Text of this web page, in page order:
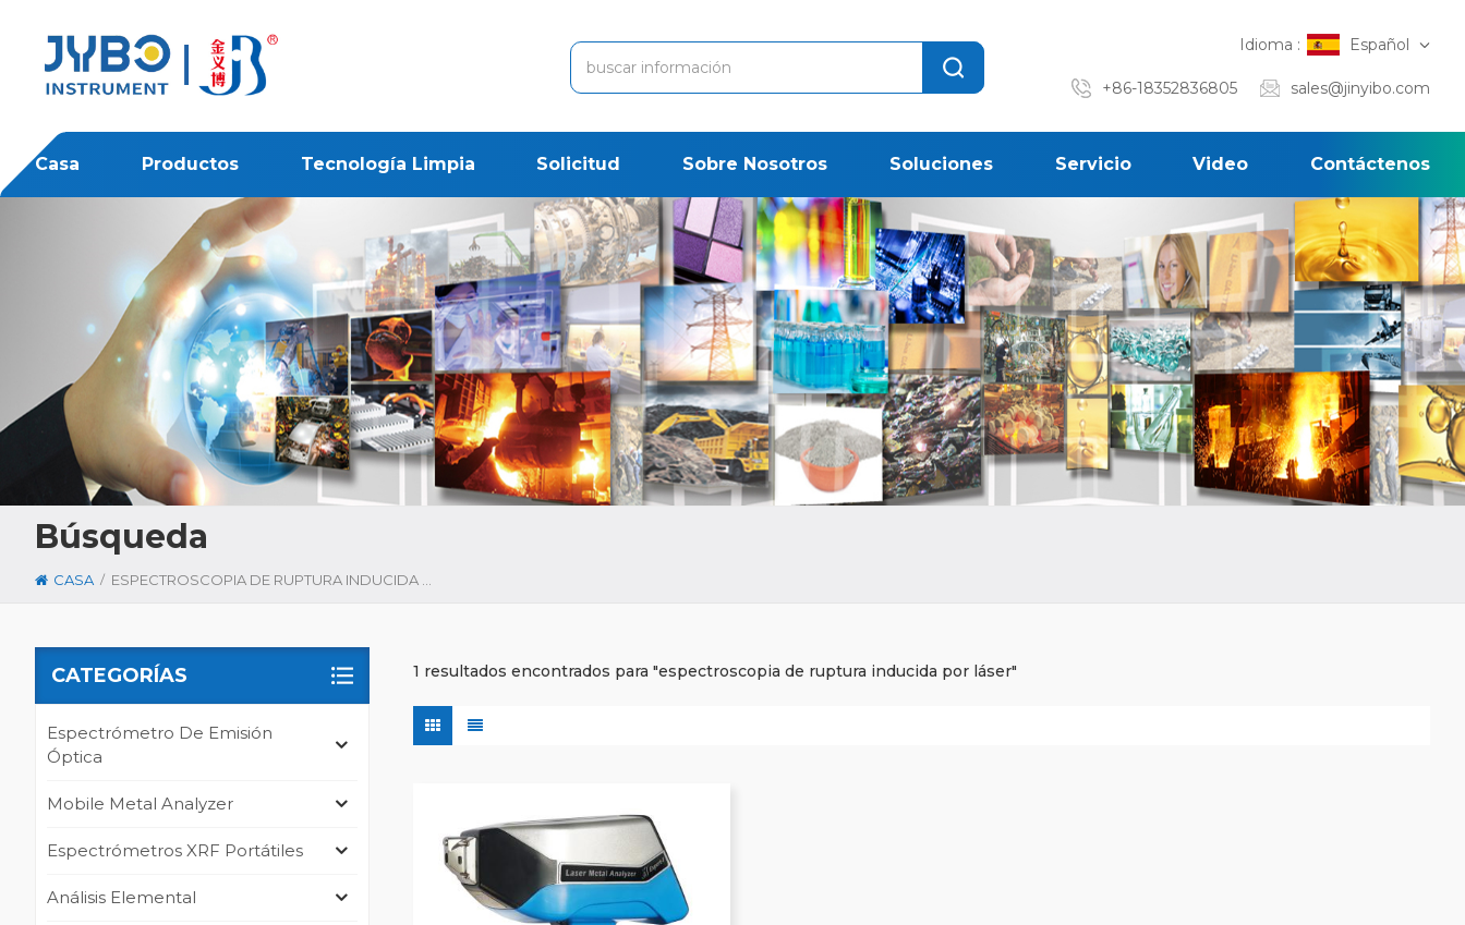
Idioma : Español
+86-18352836805 sales@jinyibo.com
Casa Productos Tecnología Limpia Solicitud Sobre Nosotros Soluciones Servicio Video Contáctenos
Búsqueda
CASA /
CATEGORÍAS
Espectrómetro De Emisión
Óptica
Mobile Metal Analyzer
Espectrómetros XRF Portátiles
Análisis Elemental
1 resultados encontrados para "espectroscopia de ruptura inducida por láser"